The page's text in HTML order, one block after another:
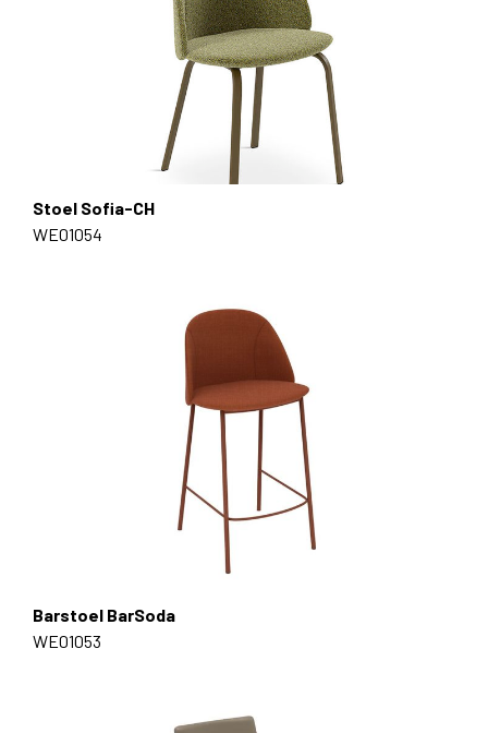
Stoel Sofia-CH
WE01054
Barstoel BarSoda
WE01053